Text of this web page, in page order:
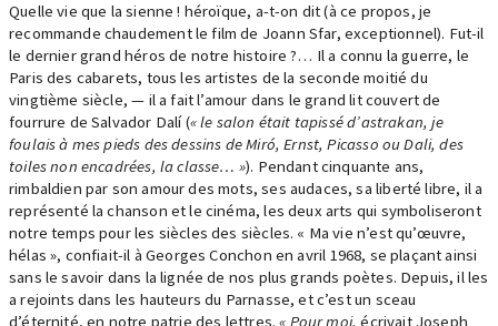
Quelle vie que la sienne ! héroïque, a-t-on dit (à ce propos, je
recommande chaudement le film de Joann Sfar, exceptionnel). Fut-il
le dernier grand héros de notre histoire ?… Il a connu la guerre, le
Paris des cabarets, tous les artistes de la seconde moitié du
vingtième siècle, — il a fait l’amour dans le grand lit couvert de
fourrure de Salvador Dalí (« le salon était tapissé d’astrakan, je
foulais à mes pieds des dessins de Miró, Ernst, Picasso ou Dali, des
toiles non encadrées, la classe… »). Pendant cinquante ans,
rimbaldien par son amour des mots, ses audaces, sa liberté libre, il a
représenté la chanson et le cinéma, les deux arts qui symboliseront
notre temps pour les siècles des siècles. « Ma vie n’est qu’œuvre,
hélas », confiait-il à Georges Conchon en avril 1968, se plaçant ainsi
sans le savoir dans la lignée de nos plus grands poètes. Depuis, il les
a rejoints dans les hauteurs du Parnasse, et c’est un sceau
d’éternité, en notre patrie des lettres.« Pour moi, écrivait Joseph